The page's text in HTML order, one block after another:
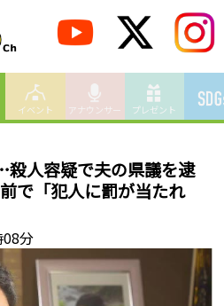
イベント アナウンサー プレゼント
人容疑で夫の県議を逮
で「犯人に罰が当たれ
分